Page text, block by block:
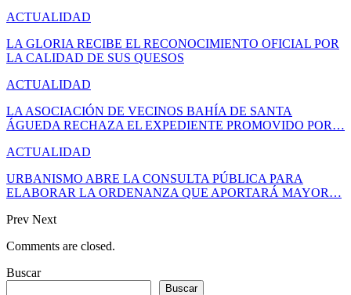
ACTUALIDAD
LA GLORIA RECIBE EL RECONOCIMIENTO OFICIAL POR
LA CALIDAD DE SUS QUESOS
ACTUALIDAD
LA ASOCIACIÓN DE VECINOS BAHÍA DE SANTA
ÁGUEDA RECHAZA EL EXPEDIENTE PROMOVIDO POR…
ACTUALIDAD
URBANISMO ABRE LA CONSULTA PÚBLICA PARA
ELABORAR LA ORDENANZA QUE APORTARÁ MAYOR…
Prev Next
Comments are closed.
Buscar
Buscar